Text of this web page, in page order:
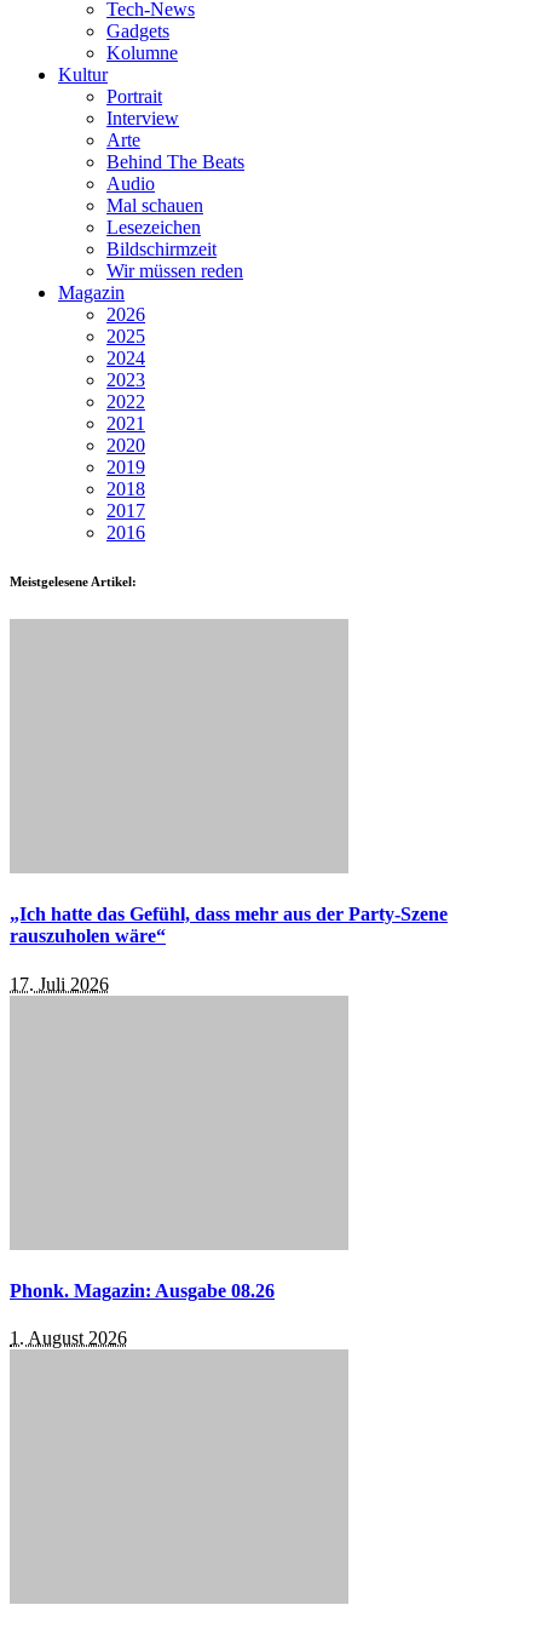
Tech-News
Gadgets
Kolumne
Kultur
Portrait
Interview
Arte
Behind The Beats
Audio
Mal schauen
Lesezeichen
Bildschirmzeit
Wir müssen reden
Magazin
2026
2025
2024
2023
2022
2021
2020
2019
2018
2017
2016
Meistgelesene Artikel:
„Ich hatte das Gefühl, dass mehr aus der Party-Szene
rauszuholen wäre“
17. Juli 2026
Phonk. Magazin: Ausgabe 08.26
1. August 2026